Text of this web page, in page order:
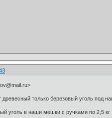
только березовый уголь под
уголь в наши мешки с ручками по 2,5 кг